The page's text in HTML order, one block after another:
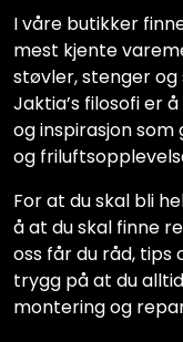
I våre butikker
mest kjente
støvler, stenger og
Jaktia’s filosofi er
og inspirasjon som
og
For at du skal bli
å at du skal finne
oss får du råd, tips
trygg på at du
montering og